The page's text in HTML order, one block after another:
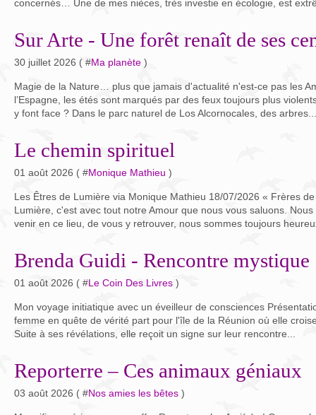
concernés… Une de mes nièces, très investie en écologie, est
Sur Arte - Une forêt renaît de ses
30 juillet 2026 ( #Ma planète )
Magie de la Nature… plus que jamais d'actualité n'est-ce pas les
l’Espagne, les étés sont marqués par des feux toujours plus
y font face ? Dans le parc naturel de Los Alcornocales, des arbres...
Le chemin spirituel
01 août 2026 ( #Monique Mathieu )
Les Êtres de Lumière via Monique Mathieu 18/07/2026 « Frères
Lumière, c'est avec tout notre Amour que nous vous saluons.
venir en ce lieu, de vous y retrouver, nous sommes toujours
Brenda Guidi - Rencontre mystique
01 août 2026 ( #Le Coin Des Livres )
Mon voyage initiatique avec un éveilleur de consciences
femme en quête de vérité part pour l'île de la Réunion où elle
Suite à ses révélations, elle reçoit un signe sur leur rencontre...
Reporterre – Ces animaux géniaux
03 août 2026 ( #Nos amies les bêtes )